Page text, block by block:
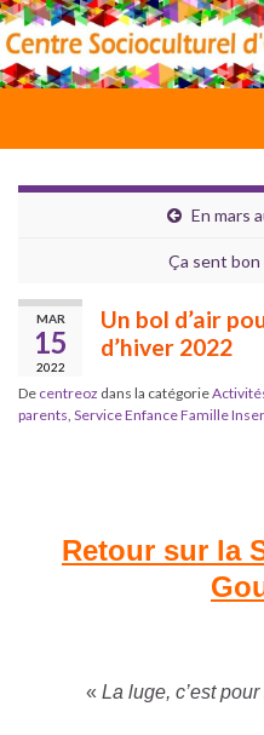
En mars
Ça sent bon
MAR
15
2022
Un bol d’air
d’hiver 2022
De centreoz dans la catégorie
parents, Service Enfance Famille
Retour sur la
« La luge, c’est